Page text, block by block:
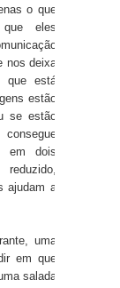
o que
eles
nos deixa
que está
estão
se estão
em dois
ajudam a
uma
em que
salada